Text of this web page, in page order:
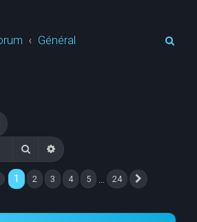
Général
RechercherRecherche avancée
Page 1 sur24
1 2 3 4 5 24